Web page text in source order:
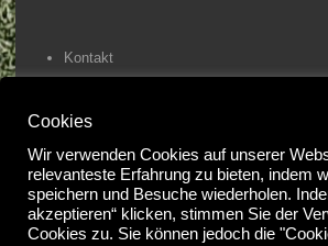
Kontakt
Home
@2023 Tuspo Saarn e.V.
Cookies
Wir verwenden Cookies auf unserer
relevanteste Erfahrung zu bieten, indem
speichern und Besuche wiederholen.
akzeptieren“ klicken, stimmen Sie der
Cookies zu. Sie können jedoch die